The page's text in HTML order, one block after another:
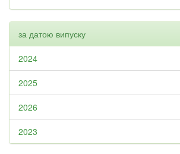
за датою випуску
2024
2025
2026
2023